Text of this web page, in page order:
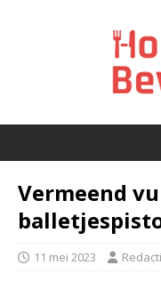
Vermeend
11 mei 2023